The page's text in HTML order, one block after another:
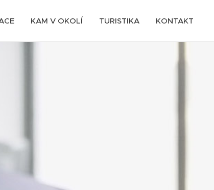
KAM V OKOLÍ TURISTIKA KONTAKT